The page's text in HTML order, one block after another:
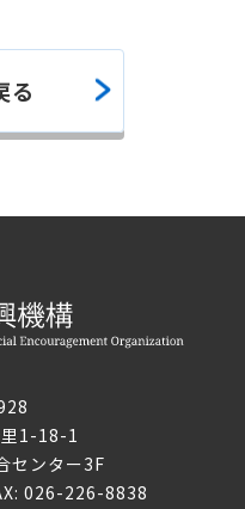
る
1-18-1
センター3F
026-226-8838